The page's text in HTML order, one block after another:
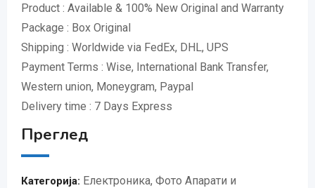
Product : Available & 100% New Original and Warranty
Package : Box Original
Shipping : Worldwide via FedEx, DHL, UPS
Payment Terms : Wise, International Bank Transfer,
Western union, Moneygram, Paypal
Delivery time : 7 Days Express
Преглед
Категорија: Електроника, Фото Апарати и